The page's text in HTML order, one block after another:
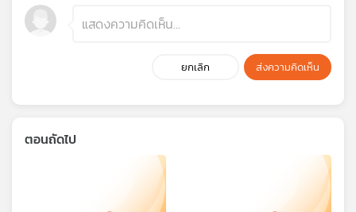
ยกเลิก ส่งความคิดเห็น
ตอนถัดไป